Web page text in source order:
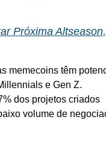
Próxima
memecoins têm
e Gen Z.
dos projetos criados
volume de